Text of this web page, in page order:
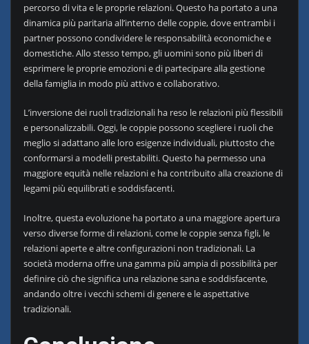
percorso di vita e le proprie relazioni. Questo ha portato a una
dinamica più paritaria all’interno delle coppie, dove entrambi i
partner possono condividere le responsabilità economiche e
domestiche. Allo stesso tempo, gli uomini sono più liberi di
esprimere le proprie emozioni e di partecipare alla gestione
della famiglia in modo più attivo e collaborativo.
L’inversione dei ruoli tradizionali ha reso le relazioni più flessibili
e personalizzabili. Oggi, le coppie possono scegliere i ruoli che
meglio si adattano alle loro esigenze individuali, piuttosto che
conformarsi a modelli prestabiliti. Questo ha permesso una
maggiore equità nelle relazioni e ha contribuito alla creazione di
legami più equilibrati e soddisfacenti.
Inoltre, questa evoluzione ha portato a una maggiore apertura
verso diverse forme di relazioni, come le coppie senza figli, le
relazioni aperte e altre configurazioni non tradizionali. La
società moderna offre una gamma più ampia di possibilità per
definire ciò che significa una relazione sana e soddisfacente,
andando oltre i vecchi schemi di genere e le aspettative
tradizionali.